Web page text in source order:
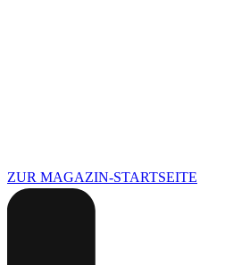
ZUR MAGAZIN-STARTSEITE